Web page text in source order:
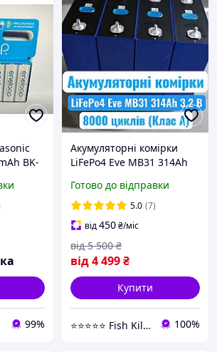
BK-
99%
Акумуляторні комірки
LiFePo4 Eve MB31 314Ah
БДЖ Літій-залізо-
фосфатний акумулятор
Готово до відправки
5.0 (7)
від450₴/міс
від4 499₴
від 5 500 ₴
Купити
⭐⭐⭐⭐⭐ Fish Killer 100%